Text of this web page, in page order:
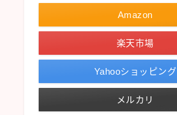
Amazon
楽天市場
Yahooショッピング
メルカリ